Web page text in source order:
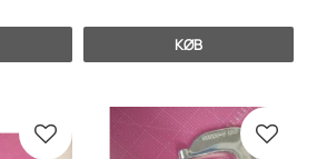
KØB
Gem som favorit Gem